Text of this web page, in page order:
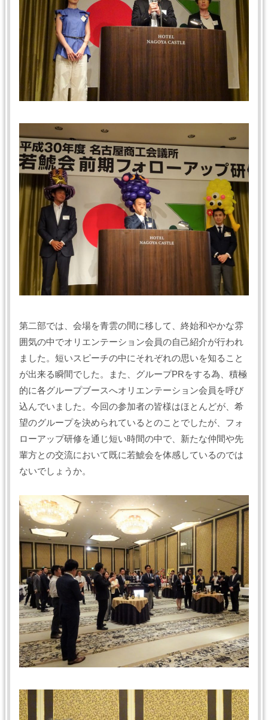
第二部では、会場を青雲の間に移して、終始和やかな雰
囲気の中でオリエンテーション会員の自己紹介が行われ
ました。短いスピーチの中にそれぞれの思いを知ること
が出来る瞬間でした。また、グループPRをする為、積極
的に各グループブースへオリエンテーション会員を呼び
込んでいました。今回の参加者の皆様はほとんどが、希
望のグループを決められているとのことでしたが、フォ
ローアップ研修を通じ短い時間の中で、新たな仲間や先
輩方との交流において既に若鯱会を体感しているのでは
ないでしょうか。